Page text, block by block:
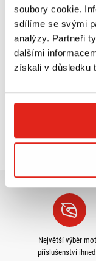
soubory cookie.
sdílíme se svými
analýzy. Partneři
dalšími
získali v důsledku
389 Kč
MOTUL ALL IN ONE ULTRA
GASOLINE 300ML
Na objednávku
Největší výběr
příslušenství